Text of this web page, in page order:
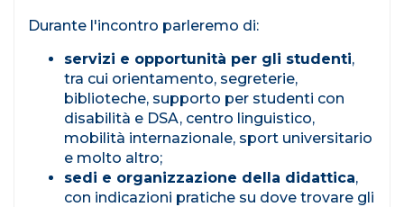
Durante l'incontro parleremo di:
servizi e opportunità per gli studenti,
tra cui orientamento, segreterie,
biblioteche, supporto per studenti con
disabilità e DSA, centro linguistico,
mobilità internazionale, sport universitario
e molto altro;
sedi e organizzazione della didattica,
con indicazioni pratiche su dove trovare gli